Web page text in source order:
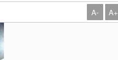
A- A+